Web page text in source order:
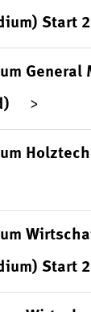
Start
General
Start